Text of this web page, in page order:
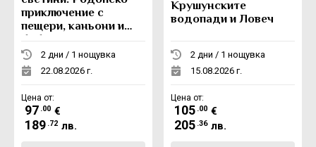
приключение с
пещери, каньони и
боб
2 дни / 1 нощувка
22.08.2026 г.
Цена от:
97 .00 €
189 .72 лв.
Крушунските
водопади и Ловеч
2 дни / 1 нощувка
15.08.2026 г.
Цена от:
105 .00 €
205 .36 лв.